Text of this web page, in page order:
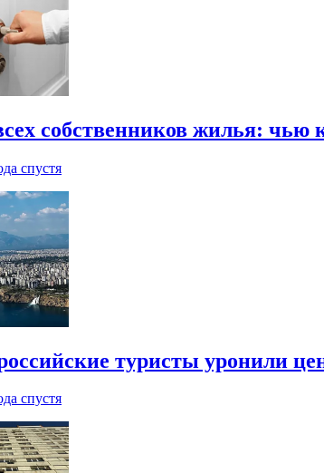
собственников жилья: чью
спустя
туристы уронили
спустя